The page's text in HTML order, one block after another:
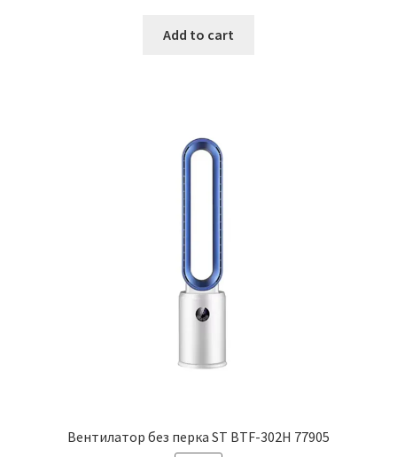
Add to cart
Вентилатор без перка ST BTF-302H 77905